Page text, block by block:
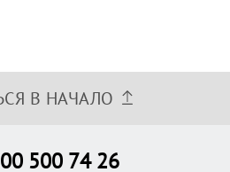
В НАЧАЛО
500 74 26